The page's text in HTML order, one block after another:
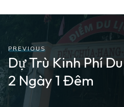
PREVIOUS
Dự Trù Kinh Phí
2 Ngày 1 Đêm